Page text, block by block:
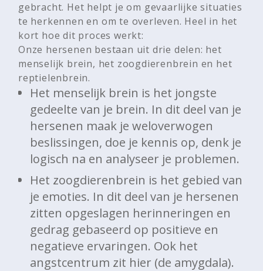
gebracht. Het helpt je om gevaarlijke situaties
te herkennen en om te overleven. Heel in het
kort hoe dit proces werkt:
Onze hersenen bestaan uit drie delen: het
menselijk brein, het zoogdierenbrein en het
reptielenbrein.
Het menselijk brein is het jongste
gedeelte van je brein. In dit deel van je
hersenen maak je weloverwogen
beslissingen, doe je kennis op, denk je
logisch na en analyseer je problemen.
Het zoogdierenbrein is het gebied van
je emoties. In dit deel van je hersenen
zitten opgeslagen herinneringen en
gedrag gebaseerd op positieve en
negatieve ervaringen. Ook het
angstcentrum zit hier (de amygdala).